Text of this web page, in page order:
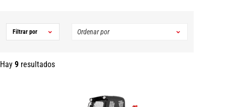
Hay 9 resultados
Filtrar por